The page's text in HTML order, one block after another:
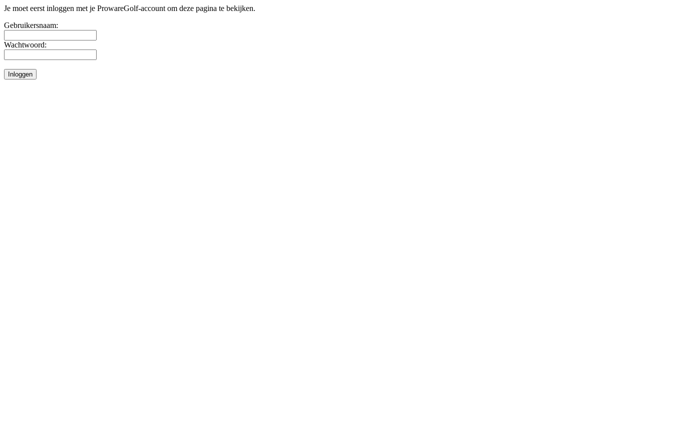
Je moet eerst inloggen met je ProwareGolf-account om deze pagina te bekijken.
Gebruikersnaam:
Wachtwoord: